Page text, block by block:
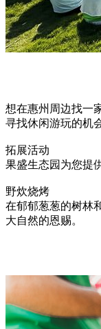
想在惠州周边找一
寻找休闲游玩的机
拓展活动
果盛生态园为您提
野炊烧烤
在郁郁葱葱的树林
大自然的恩赐。